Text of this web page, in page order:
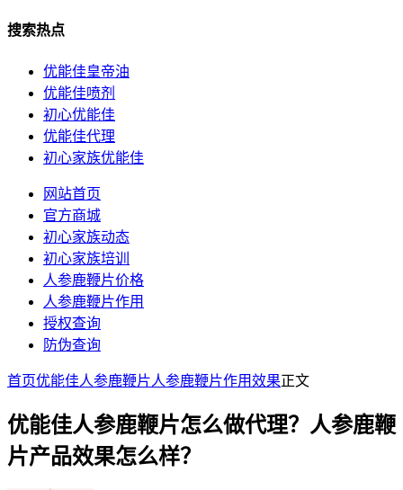
搜索热点
优能佳皇帝油
优能佳喷剂
初心优能佳
优能佳代理
初心家族优能佳
网站首页
官方商城
初心家族动态
初心家族培训
人参鹿鞭片价格
人参鹿鞭片作用
授权查询
防伪查询
首页优能佳人参鹿鞭片人参鹿鞭片作用效果正文
优能佳人参鹿鞭片怎么做代理？人参鹿鞭
片产品效果怎么样？